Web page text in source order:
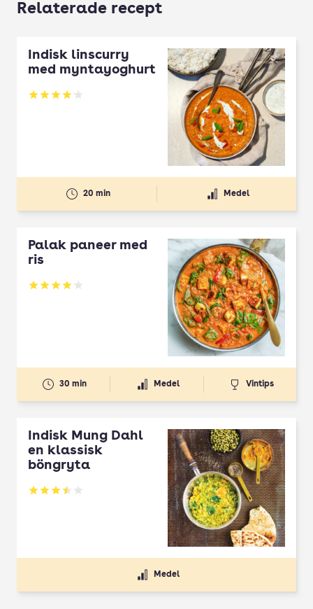
Relaterade recept
Indisk linscurry
med myntayoghurt
Betyg: 4.1 av 5
20 min Medel
Palak paneer med
ris
Betyg: 4.15 av 5
30 min Medel Vintips
Indisk Mung Dahl
en klassisk
böngryta
Betyg: 3.49 av 5
Medel